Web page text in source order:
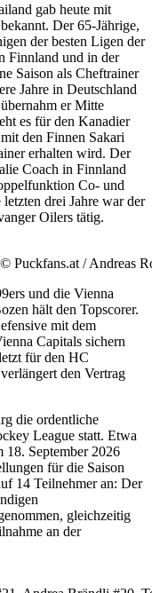
gab heute mit
Der 65-Jährige,
der besten Ligen der
Finnland und in der
Saison als Cheftrainer
Jahre in Deutschland
er Mitte
es für den Kanadier
den Finnen Sakari
erhalten wird. Der
Coach in Finnland
Co- und
drei Jahre war der
Oilers tätig.
Puckfans.at / Andreas
und die Vienna
hält den Topscorer.
mit dem
Capitals sichern
für den HC
den Vertrag
die ordentliche
League statt. Etwa
18. September 2026
für die Saison
14 Teilnehmer an: Der
gleichzeitig
an der